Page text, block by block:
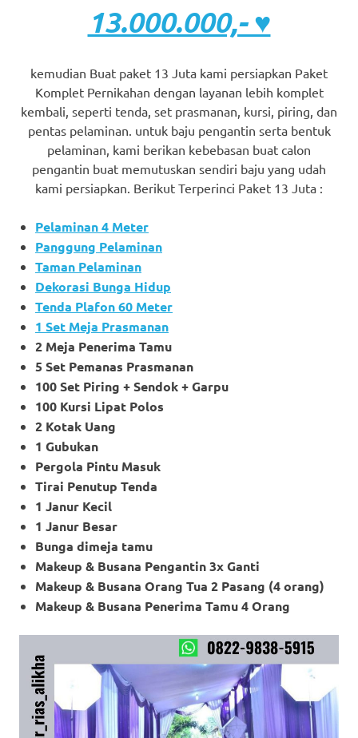
13.000.000,- ♥
kemudian Buat paket 13 Juta kami persiapkan Paket
Komplet Pernikahan dengan layanan lebih komplet
kembali, seperti tenda, set prasmanan, kursi, piring, dan
pentas pelaminan. untuk baju pengantin serta bentuk
pelaminan, kami berikan kebebasan buat calon
pengantin buat memutuskan sendiri baju yang udah
kami persiapkan. Berikut Terperinci Paket 13 Juta :
Pelaminan 4 Meter
Panggung Pelaminan
Taman Pelaminan
Dekorasi Bunga Hidup
Tenda Plafon 60 Meter
1 Set Meja Prasmanan
2 Meja Penerima Tamu
5 Set Pemanas Prasmanan
100 Set Piring + Sendok + Garpu
100 Kursi Lipat Polos
2 Kotak Uang
1 Gubukan
Pergola Pintu Masuk
Tirai Penutup Tenda
1 Janur Kecil
1 Janur Besar
Bunga dimeja tamu
Makeup & Busana Pengantin 3x Ganti
Makeup & Busana Orang Tua 2 Pasang (4 orang)
Makeup & Busana Penerima Tamu 4 Orang